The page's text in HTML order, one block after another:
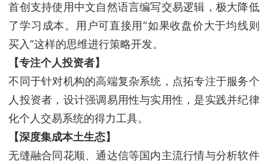
首创支持使用中文自然语言编写交易逻辑，极大降低
了学习成本。用户可直接用“如果收盘价大于均线则
买入”这样的思维进行策略开发。
【专注个人投资者】
不同于针对机构的高端复杂系统，点拓专注于服务个
人投资者，设计强调易用性与实用性，是实践并纪律
化个人交易系统的得力工具。
【深度集成本土生态】
无缝融合同花顺、通达信等国内主流行情与分析软件